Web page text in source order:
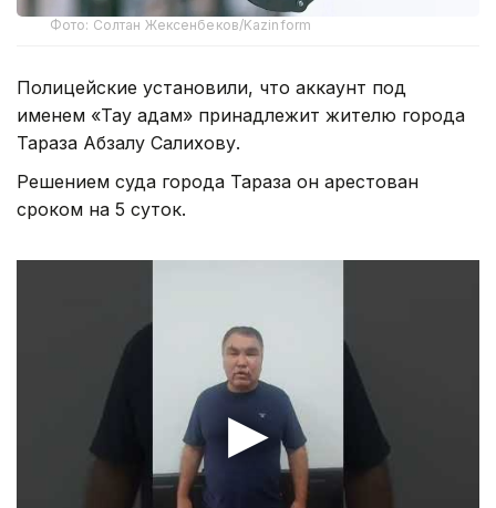
Фото: Солтан Жексенбеков/Kazinform
Полицейские установили, что аккаунт под
именем «Тау адам» принадлежит жителю города
Тараза Абзалу Салихову.
Решением суда города Тараза он арестован
сроком на 5 суток.